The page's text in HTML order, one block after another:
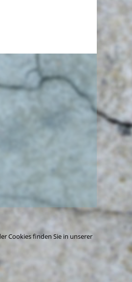
Cookies finden Sie in unserer